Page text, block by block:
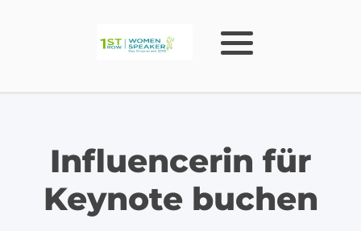
Influencerin für
Keynote buchen